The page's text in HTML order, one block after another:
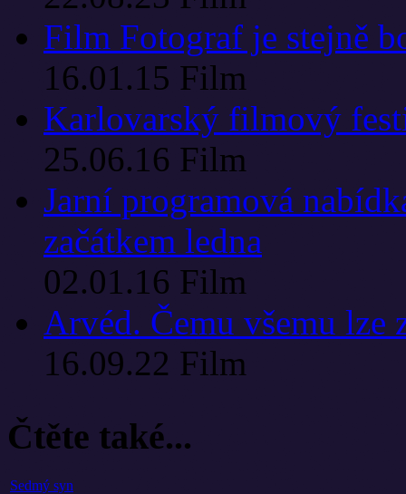
Film Fotograf je stejně
16.01.15 Film
Karlovarský filmový
25.06.16 Film
Jarní programová
začátkem ledna
02.01.16 Film
Arvéd. Čemu všemu lze
16.09.22 Film
Čtěte také...
Sedmý syn